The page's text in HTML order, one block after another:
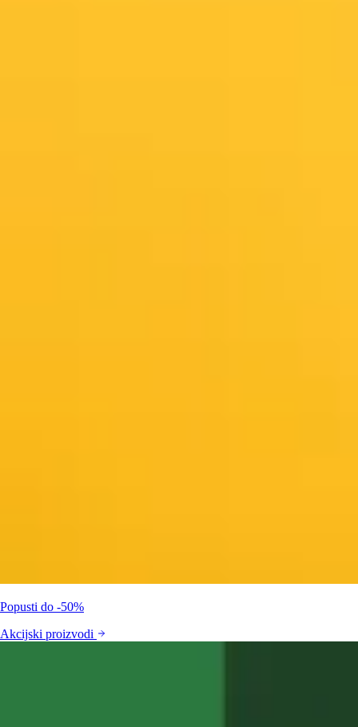
Popusti do -50%
Akcijski proizvodi